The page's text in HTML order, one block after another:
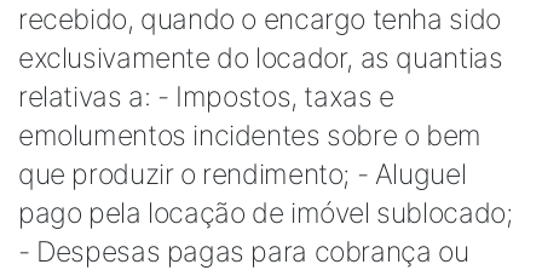
recebido, quando o encargo tenha sido
exclusivamente do locador, as quantias
relativas a: - Impostos, taxas e
emolumentos incidentes sobre o bem
que produzir o rendimento; - Aluguel
pago pela locação de imóvel sublocado;
- Despesas pagas para cobrança ou